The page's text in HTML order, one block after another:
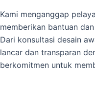
Kami menganggap
memberikan bantuan
Dari konsultasi desain
lancar dan transparan
berkomitmen untuk